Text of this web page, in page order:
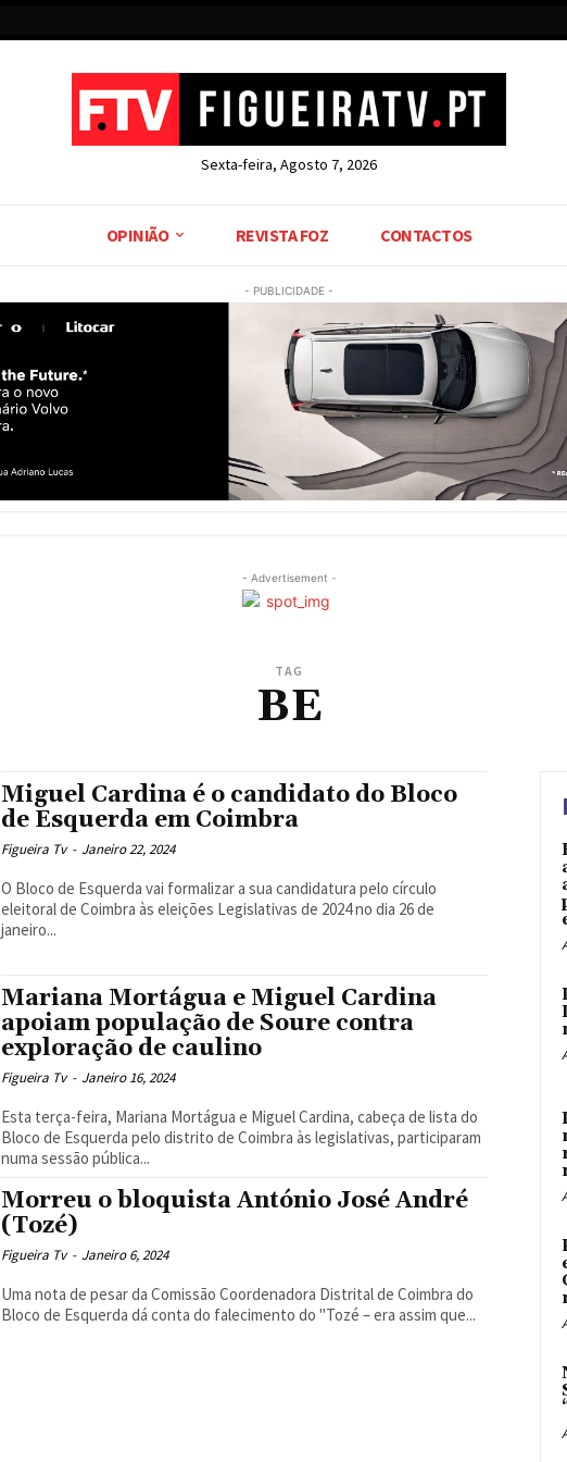
Sexta-feira, Agosto 7, 2026
OPINIÃO REVISTA FOZ CONTACTOS
- PUBLICIDADE -
- Advertisement -
TAG
BE
Miguel Cardina é o candidato do Bloco
de Esquerda em Coimbra
Figueira Tv - Janeiro 22, 2024
O Bloco de Esquerda vai formalizar a sua candidatura pelo círculo
eleitoral de Coimbra às eleições Legislativas de 2024 no dia 26 de
janeiro...
Mariana Mortágua e Miguel Cardina
apoiam população de Soure contra
exploração de caulino
Figueira Tv - Janeiro 16, 2024
Esta terça-feira, Mariana Mortágua e Miguel Cardina, cabeça de lista do
Bloco de Esquerda pelo distrito de Coimbra às legislativas, participaram
numa sessão pública...
Morreu o bloquista António José André
(Tozé)
Figueira Tv - Janeiro 6, 2024
Uma nota de pesar da Comissão Coordenadora Distrital de Coimbra do
Bloco de Esquerda dá conta do falecimento do "Tozé – era assim que...